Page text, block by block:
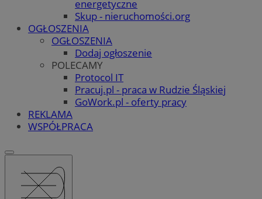
energetyczne
Skup - nieruchomości.org
OGŁOSZENIA
OGŁOSZENIA
Dodaj ogłoszenie
POLECAMY
Protocol IT
Pracuj.pl - praca w Rudzie Śląskiej
GoWork.pl - oferty pracy
REKLAMA
WSPÓŁPRACA